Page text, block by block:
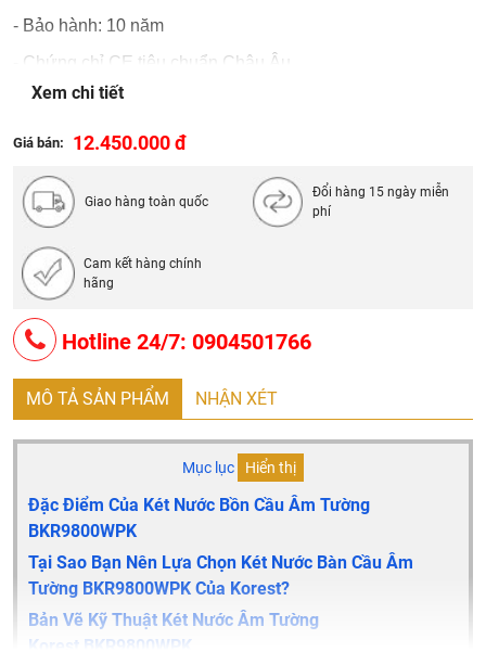
- Bảo hành: 10 năm
- Chứng chỉ CE tiêu chuẩn Châu Âu
- Chứng nhận sản phẩm WaterMark bảo vệ sức khỏe và an
vực phía Bắc
Xem chi tiết
Giá bán: 12.450.000 đ
Giao hàng toàn quốc
Đổi hàng 15 ngày miễn
phí
Cam kết hàng chính
hãng
Hotline 24/7: 0904501766
MÔ TẢ SẢN PHẨM NHẬN XÉT
Mục lục Hiển thị
Đặc Điểm Của Két Nước Bồn Cầu Âm Tường
BKR9800WPK
Tại Sao Bạn Nên Lựa Chọn Két Nước Bàn Cầu Âm
Tường BKR9800WPK Của Korest?
Bản Vẽ Kỹ Thuật Két Nước Âm Tường
Korest BKR9800WPK